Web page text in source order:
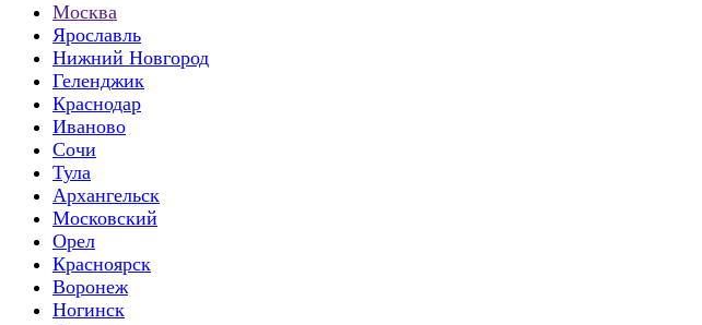
Москва
Ярославль
Нижний Новгород
Геленджик
Краснодар
Иваново
Сочи
Тула
Архангельск
Московский
Орел
Красноярск
Воронеж
Ногинск